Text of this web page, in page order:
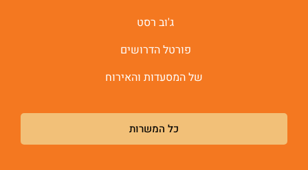
ג'וב רסט
פורטל הדרושים
של המסעדות והאירוח
כל המשרות